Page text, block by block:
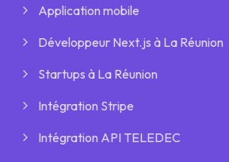
Application mobile
Développeur Next.js à La Réunion
Startups à La Réunion
Intégration Stripe
Intégration API TELEDEC